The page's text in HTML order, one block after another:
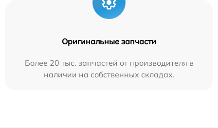
Оригинальные запчасти
Более 20 тыс. запчастей от производителя в
наличии на собственных складах.